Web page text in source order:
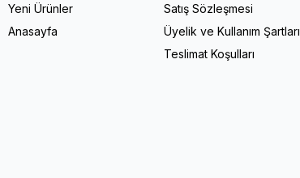
Yeni Ürünler
Anasayfa
Satış Sözleşmesi
Üyelik ve Kullanım Şartları
Teslimat Koşulları